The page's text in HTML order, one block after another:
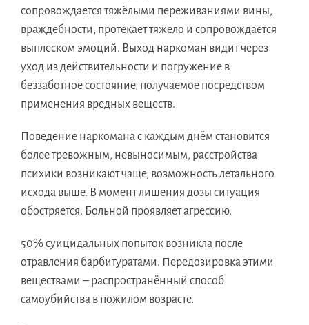
сопровождается тяжёлыми переживаниями вины,
враждебности, протекает тяжело и сопровождается
выплеском эмоций. Выход наркоман видит через
уход из действительности и погружение в
беззаботное состояние, получаемое посредством
применения вредных веществ.
Поведение наркомана с каждым днём становится
более тревожным, невыносимым, расстройства
психики возникают чаще, возможность летального
исхода выше. В момент лишения дозы ситуация
обостряется. Больной проявляет агрессию.
50% суицидальных попыток возникла после
отравления барбитуратами. Передозировка этими
веществами – распространённый способ
самоубийства в пожилом возрасте.